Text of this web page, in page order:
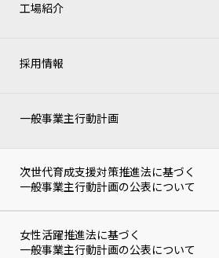
工場紹介
採用情報
一般事業主行動計画
次世代育成支援対策推進法に基づく
一般事業主行動計画の公表について
女性活躍推進法に基づく
一般事業主行動計画の公表について